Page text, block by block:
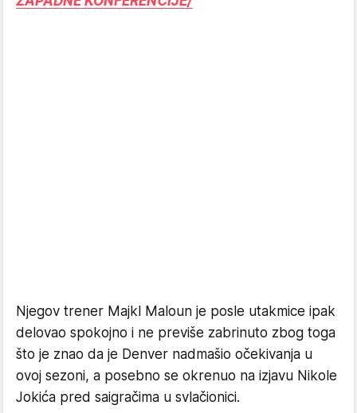
Njegov trener Majkl Maloun je posle utakmice ipak
delovao spokojno i ne previše zabrinuto zbog toga
što je znao da je Denver nadmašio očekivanja u
ovoj sezoni, a posebno se okrenuo na izjavu Nikole
Jokića pred saigračima u svlačionici.